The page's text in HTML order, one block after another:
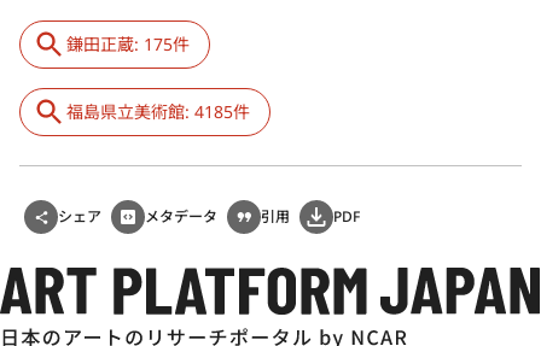
鎌田正蔵: 175件
福島県立美術館: 4185件
シェア メタデータ 引用 PDF